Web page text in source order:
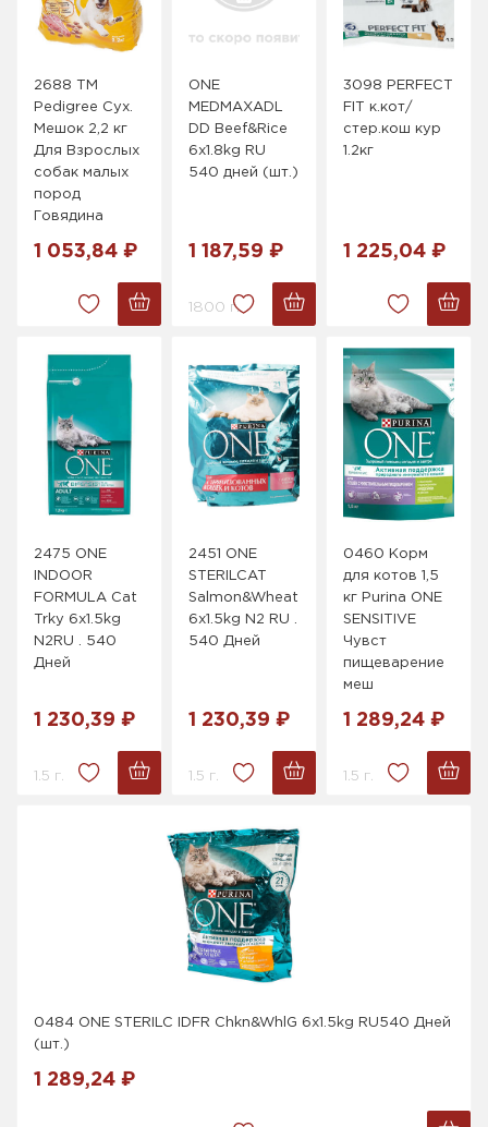
2688 ТМ
Pedigree Сух.
Мешок 2,2 кг
Для Взрослых
собак малых
пород
Говядина
1 053,84 ₽
ONE
MEDMAXADL
DD Beef&Rice
6x1.8kg RU
540 дней (шт.)
1 187,59 ₽
1800 г.
3098 PERFECT
FIT к.кот/
стер.кош кур
1.2кг
1 225,04 ₽
2475 ONE
INDOOR
FORMULA Cat
Trky 6x1.5kg
N2RU . 540
Дней
1 230,39 ₽
1.5 г.
2451 ONE
STERILCAT
Salmon&Wheat
6x1.5kg N2 RU .
540 Дней
1 230,39 ₽
1.5 г.
0460 Корм
для котов 1,5
кг Purina ONE
SENSITIVE
Чувст
пищеварение
меш
1 289,24 ₽
1.5 г.
0484 ONE STERILC IDFR Chkn&WhlG 6x1.5kg RU540 Дней
(шт.)
1 289,24 ₽